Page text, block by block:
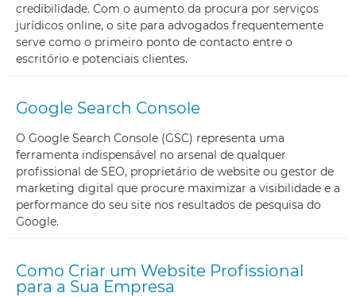
credibilidade. Com o aumento da procura por serviços
jurídicos online, o site para advogados frequentemente
serve como o primeiro ponto de contacto entre o
escritório e potenciais clientes.
Google Search Console
O Google Search Console (GSC) representa uma
ferramenta indispensável no arsenal de qualquer
profissional de SEO, proprietário de website ou gestor de
marketing digital que procure maximizar a visibilidade e a
performance do seu site nos resultados de pesquisa do
Google.
Como Criar um Website Profissional
para a Sua Empresa